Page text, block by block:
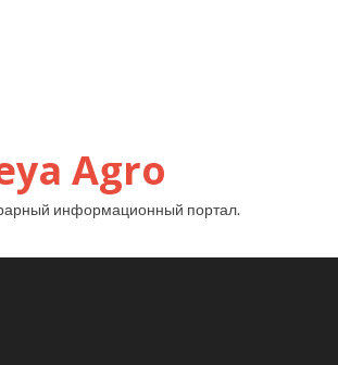
Agro
информационный портал.